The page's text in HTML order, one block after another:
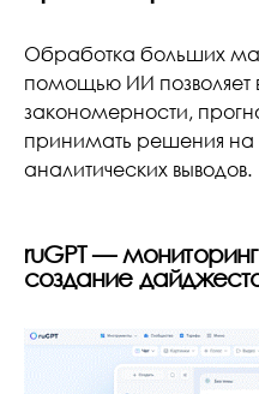
Обработка больших
помощью ИИ позволяет
закономерности,
принимать решения на
аналитических выводов.
ruGPT —
создание